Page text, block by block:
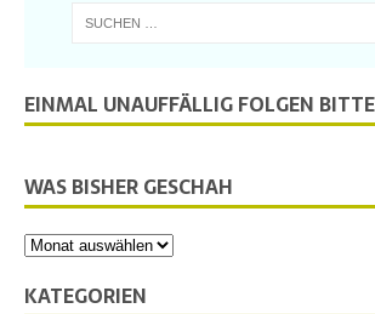
EINMAL UNAUFFÄLLIG FOLGEN BITTE
WAS BISHER GESCHAH
KATEGORIEN